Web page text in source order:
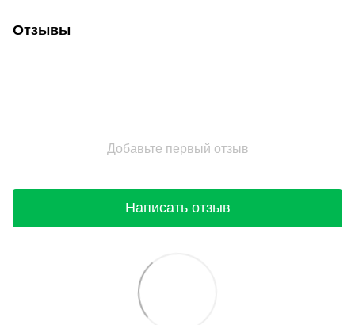
Отзывы
Добавьте первый отзыв
Написать отзыв